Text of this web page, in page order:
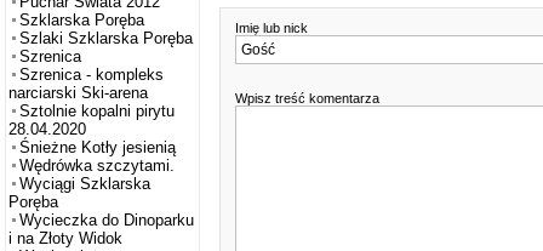
Szklarska Poręba
Szlaki Szklarska Poręba
Szrenica
Szrenica - kompleks
narciarski Ski-arena
Sztolnie kopalni pirytu
28.04.2020
Śnieżne Kotły jesienią
Wędrówka szczytami.
Wyciągi Szklarska
Poręba
Wycieczka do Dinoparku
i na Złoty Widok
Imię lub nick
Wpisz treść komentarza